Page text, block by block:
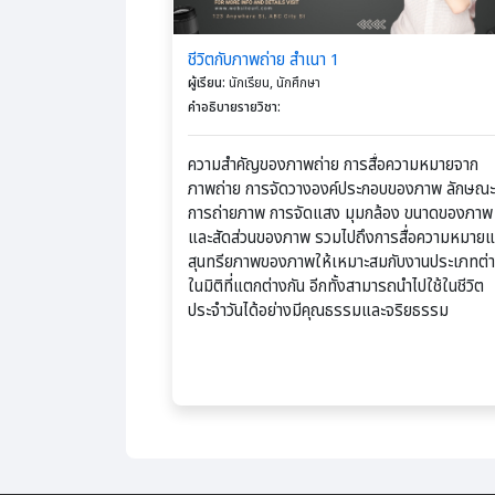
ชีวิตกับภาพถ่าย สำเนา 1
ผู้เรียน: นักเรียน, นักศึกษา
คำอธิบายรายวิชา:
ความสำคัญของภาพถ่าย การสื่อความหมายจาก
ภาพถ่าย การจัดวางองค์ประกอบของภาพ ลักษณะ
การถ่ายภาพ การจัดแสง มุมกล้อง ขนาดของภาพ
และสัดส่วนของภาพ รวมไปถึงการสื่อความหมาย
สุนทรียภาพของภาพให้เหมาะสมกับงานประเภทต่
ในมิติที่แตกต่างกัน อีกทั้งสามารถนำไปใช้ในชีวิต
ประจำวันได้อย่างมีคุณธรรมและจริยธรรม